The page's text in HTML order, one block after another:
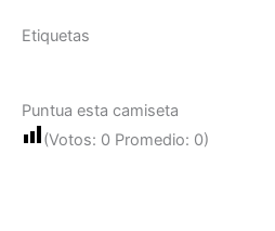
Etiquetas
Puntua esta camiseta
(Votos: 0 Promedio: 0)